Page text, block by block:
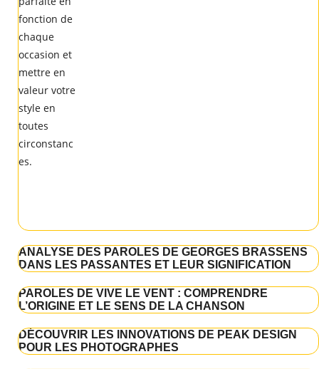
ANALYSE DES PAROLES DE GEORGES BRASSENS
DANS LES PASSANTES ET LEUR SIGNIFICATION
PAROLES DE VIVE LE VENT : COMPRENDRE
L’ORIGINE ET LE SENS DE LA CHANSON
DÉCOUVRIR LES INNOVATIONS DE PEAK DESIGN
POUR LES PHOTOGRAPHES